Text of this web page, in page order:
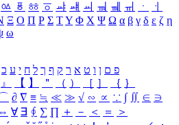
ㆃ ㆄ ㆅ ㆆ ㆇ ㆈ ㆉ ㆊ ㆋ ㆌ ㆍ
ㆎ
Ξ Ο Π Ρ Σ ΤΥ Φ Χ Ψ Ω α β γ δ ε ζ η
ω
פ ם ן ו ט א ר ק ף ך ל ח י ע כ
』 【 】 ＂ （ ） ［ ］ ｛ ｝
∂ ∇ ≡ ≒ ≪ ≫ √ ∽ ∝ ∵ ∫ ∬ ∈ ∋
⇔ ∀ ∃ ∮ ∑ ∏ ＋ － ＜ ＝
＞